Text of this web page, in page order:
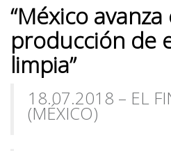
“México avanza
producción de
limpia”
18.07.2018 – EL
(MÉXICO)